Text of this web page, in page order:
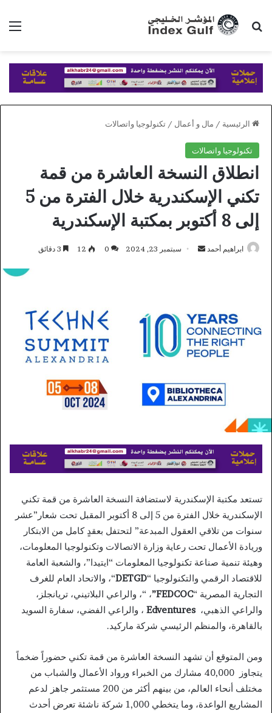
بحث عن
الرئيسية / مال و أعمال / تكنولوجيا واتصالات
تكنولوجيا واتصالات
انطلاق النسخة العاشرة من قمة
تكني الإسكندرية خلال الفترة من 5
إلى 8 أكتوبر بمكتبة الإسكندرية
ابراهيم أحمد
أرسل سبتمبر 23, 2024 0
12
تستعد مكتبة الإسكندرية لاستضافة النسخة العاشرة من قمة تكني
الإسكندرية خلال الفترة من 5 إلى 8 أكتوبر المقبل تحت شعار”عشر
سنوات من تلاقي العقول المبدعة” لتحتفل بعقدٍ كامل من الابتكار
وريادة الأعمال تحت رعاية وزارة الاتصالات وتكنولوجيا المعلومات،
وهيئة تنمية صناعة تكنولوجيا المعلومات “ايتيدا”، والشعبة العامة
للاقتصاد الرقمي والتكنولوجيا “DETGD“، والاتحاد العام للغرف
التجارية المصرية “FEDCOC” ، “، والراعي البلاتيني، تريانجلز،
والراعي الذهبي، Edventures ، والراعي الفضي، سفارة السويد
بالقاهرة، والمنظم الرئيسي شركة ماركيد.
ومن المتوقع أن تشهد النسخة العاشرة من قمة تكني حضوراً ضخماً
يتجاوز 40,000 مشارك من الخبراء ورواد الأعمال والشباب من
مختلف أنحاء العالم، من بينهم أكثر من 200 مستثمر جاهز لدعم
المشاريع الواعدة، وما يتخطي 1,000 شركة ناشئة تعرض أحدث